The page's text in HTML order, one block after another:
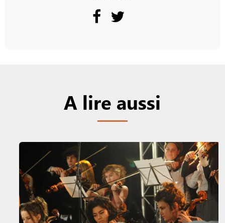
A lire aussi